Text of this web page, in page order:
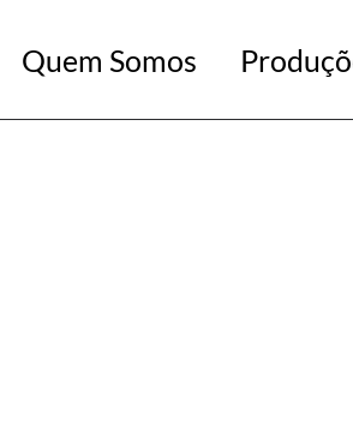
Quem Somos